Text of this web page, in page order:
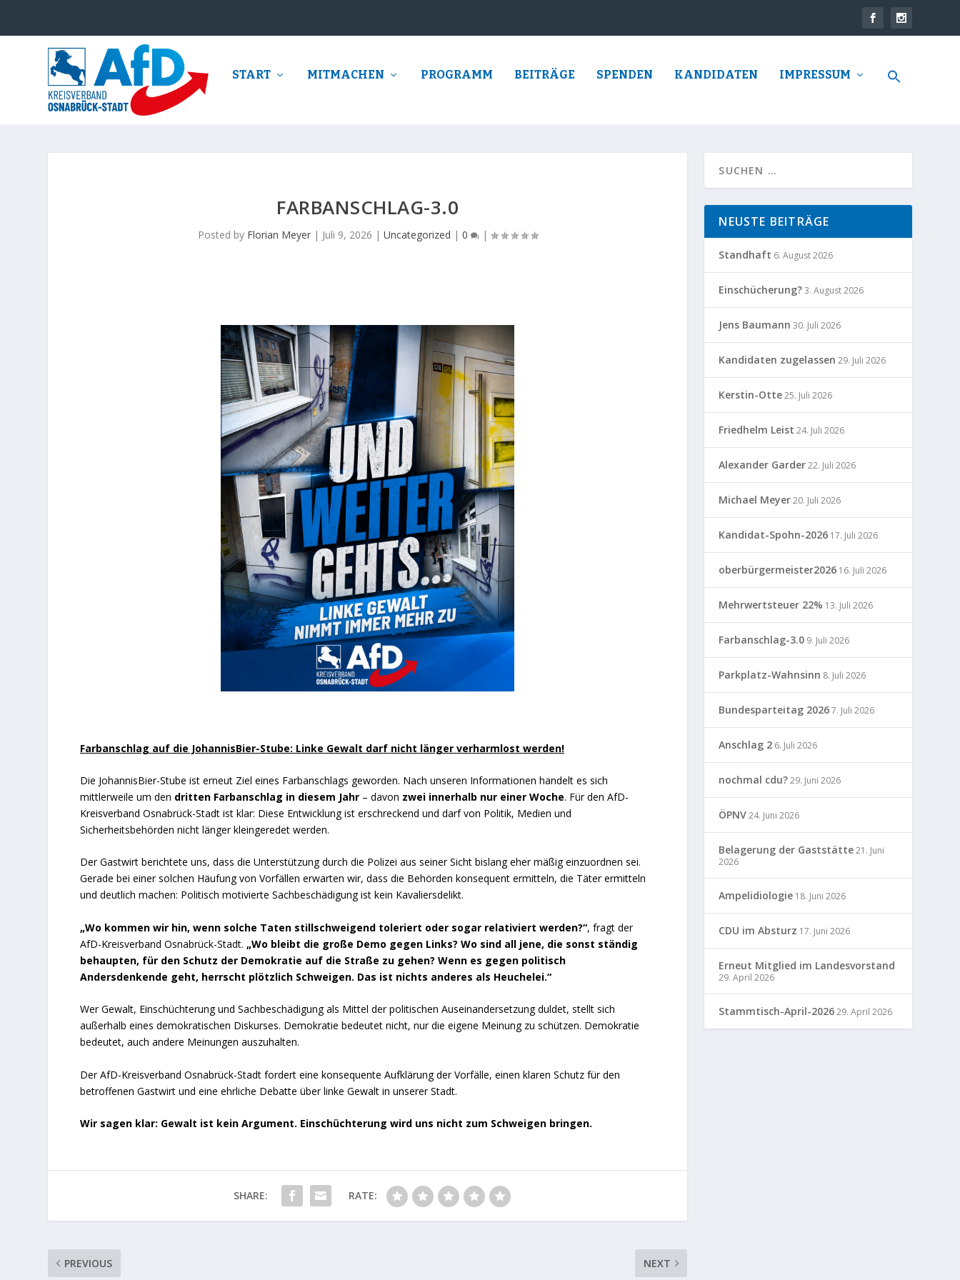
START MITMACHEN PROGRAMM BEITRÄGE SPENDEN KANDIDATEN IMPRESSUM
FARBANSCHLAG-3.0
Posted by Florian Meyer| Juli 9, 2026 | Uncategorized | 0 |
Farbanschlag auf die JohannisBier-Stube: Linke Gewalt darf nicht länger verharmlost werden!
Die JohannisBier-Stube ist erneut Ziel eines Farbanschlags geworden. Nach unseren Informationen handelt es sich
mittlerweile um den dritten Farbanschlag in diesem Jahr– davon zwei innerhalb nur einer Woche. Für den AfD-
Kreisverband Osnabrück-Stadt ist klar: Diese Entwicklung ist erschreckend und darf von Politik, Medien und
Sicherheitsbehörden nicht länger kleingeredet werden.
Der Gastwirt berichtete uns, dass die Unterstützung durch die Polizei aus seiner Sicht bislang eher mäßig einzuordnen sei.
Gerade bei einer solchen Häufung von Vorfällen erwarten wir, dass die Behörden konsequent ermitteln, die Täter ermitteln
und deutlich machen: Politisch motivierte Sachbeschädigung ist kein Kavaliersdelikt.
„Wo kommen wir hin, wenn solche Taten stillschweigend toleriert oder sogar relativiert werden?“, fragt der
AfD-Kreisverband Osnabrück-Stadt. „Wo bleibt die große Demo gegen Links? Wo sind all jene, die sonst ständig
behaupten, für den Schutz der Demokratie auf die Straße zu gehen? Wenn es gegen politisch
Andersdenkende geht, herrscht plötzlich Schweigen. Das ist nichts anderes als Heuchelei.“
Wer Gewalt, Einschüchterung und Sachbeschädigung als Mittel der politischen Auseinandersetzung duldet, stellt sich
außerhalb eines demokratischen Diskurses. Demokratie bedeutet nicht, nur die eigene Meinung zu schützen. Demokratie
bedeutet, auch andere Meinungen auszuhalten.
Der AfD-Kreisverband Osnabrück-Stadt fordert eine konsequente Aufklärung der Vorfälle, einen klaren Schutz für den
betroffenen Gastwirt und eine ehrliche Debatte über linke Gewalt in unserer Stadt.
Wir sagen klar: Gewalt ist kein Argument. Einschüchterung wird uns nicht zum Schweigen bringen.
SHARE: RATE:
PREVIOUS NEXT
NEUSTE BEITRÄGE
Standhaft 6. August 2026
Einschücherung?3. August 2026
Jens Baumann 30. Juli 2026
Kandidaten zugelassen 29. Juli 2026
Kerstin-Otte25. Juli 2026
Friedhelm Leist 24. Juli 2026
Alexander Garder22. Juli 2026
Michael Meyer20. Juli 2026
Kandidat-Spohn-2026 17. Juli 2026
oberbürgermeister2026 16. Juli 2026
Mehrwertsteuer 22% 13. Juli 2026
Farbanschlag-3.0 9. Juli 2026
Parkplatz-Wahnsinn 8. Juli 2026
Bundesparteitag 20267. Juli 2026
Anschlag 2 6. Juli 2026
nochmal cdu?29. Juni 2026
ÖPNV24. Juni 2026
Belagerung der Gaststätte21. Juni
2026
Ampelidiologie 18. Juni 2026
CDU im Absturz 17. Juni 2026
Erneut Mitglied im Landesvorstand
29. April 2026
Stammtisch-April-202629. April 2026